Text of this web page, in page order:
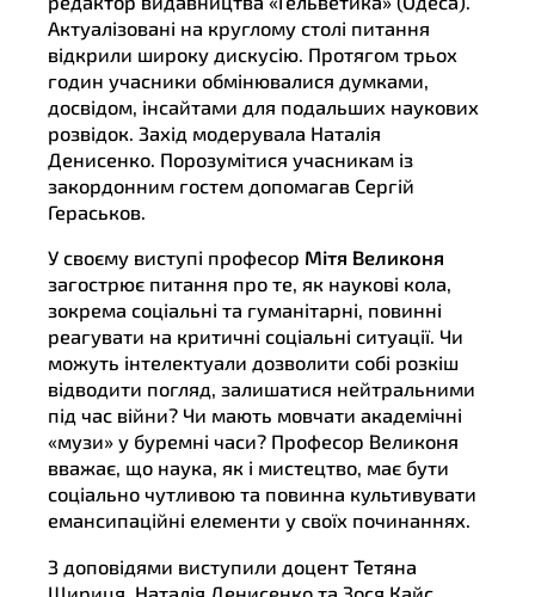
Актуалізовані на круглому столі питання
відкрили широку дискусію. Протягом трьох
годин учасники обмінювалися думками,
досвідом, інсайтами для подальших наукових
розвідок. Захід модерувала Наталія
Денисенко. Порозумітися учасникам із
закордонним гостем допомагав Сергій
Гераськов.
У своєму виступі професор Мітя Великоня
загострює питання про те, як наукові кола,
зокрема соціальні та гуманітарні, повинні
реагувати на критичні соціальні ситуації. Чи
можуть інтелектуали дозволити собі розкіш
відводити погляд, залишатися нейтральними
під час війни? Чи мають мовчати академічні
«музи» у буремні часи? Професор Великоня
вважає, що наука, як і мистецтво, має бути
соціально чутливою та повинна культивувати
емансипаційні елементи у своїх починаннях.
З доповідями виступили доцент Тетяна
Щириця, Наталія Денисенко та Зося Кайс.